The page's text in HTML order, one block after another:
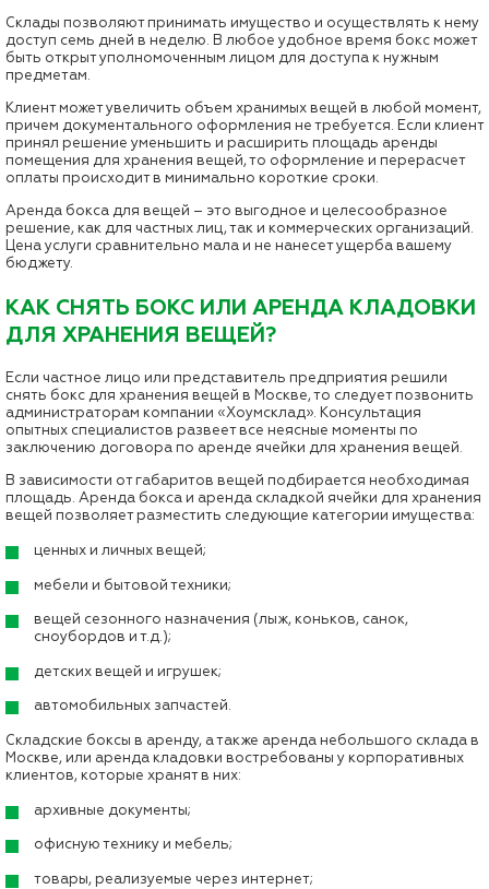
Склады позволяют принимать имущество и осуществлять к нему
доступ семь дней в неделю. В любое удобное время бокс может
быть открыт уполномоченным лицом для доступа к нужным
предметам.
Клиент может увеличить объем хранимых вещей в любой момент,
причем документального оформления не требуется. Если клиент
принял решение уменьшить и расширить площадь аренды
помещения для хранения вещей, то оформление и перерасчет
оплаты происходит в минимально короткие сроки.
Аренда бокса для вещей – это выгодное и целесообразное
решение, как для частных лиц, так и коммерческих организаций.
Цена услуги сравнительно мала и не нанесет ущерба вашему
бюджету.
КАК СНЯТЬ БОКС ИЛИ АРЕНДА КЛАДОВКИ
ДЛЯ ХРАНЕНИЯ ВЕЩЕЙ?
Если частное лицо или представитель предприятия решили
снять бокс для хранения вещей в Москве, то следует позвонить
администраторам компании «Хоумсклад». Консультация
опытных специалистов развеет все неясные моменты по
заключению договора по аренде ячейки для хранения вещей.
В зависимости от габаритов вещей подбирается необходимая
площадь. Аренда бокса и аренда складкой ячейки для хранения
вещей позволяет разместить следующие категории имущества:
ценных и личных вещей;
мебели и бытовой техники;
вещей сезонного назначения (лыж, коньков, санок,
сноубордов и т.д.);
детских вещей и игрушек;
автомобильных запчастей.
Складские боксы в аренду, а также аренда небольшого склада в
Москве, или аренда кладовки востребованы у корпоративных
клиентов, которые хранят в них:
архивные документы;
офисную технику и мебель;
товары, реализуемые через интернет;